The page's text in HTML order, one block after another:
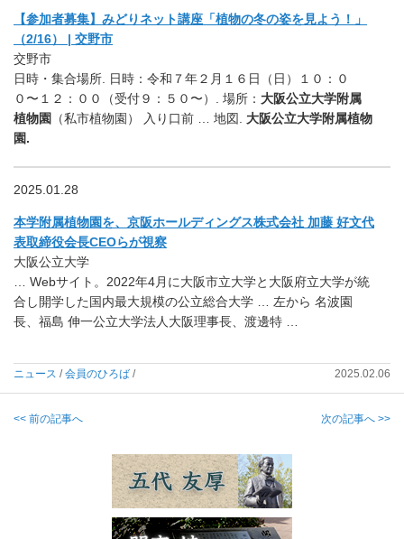
【参加者募集】みどりネット講座「植物の冬の姿を見よう！」
（2/16） | 交野市
交野市
日時・集合場所. 日時：令和７年２月１６日（日）１０：０
０〜１２：００（受付９：５０〜）. 場所： 大阪公立大学附属
植物園
（私市植物園） 入り口前 … 地図. 大阪公立大学附属植物
園.
2025.01.28
本学附属植物園を、京阪ホールディングス株式会社 加藤 好文代
表取締役会長CEOらが視察
大阪公立大学
… Webサイト。2022年4月に大阪市立大学と大阪府立大学が統
合し開学した国内最大規模の公立総合大学 … 左から 名波園
長、福島 伸一公立大学法人大阪理事長、渡邊特 …
ニュース /会員のひろば / 2025.02.06
<< 前の記事へ 次の記事へ >>